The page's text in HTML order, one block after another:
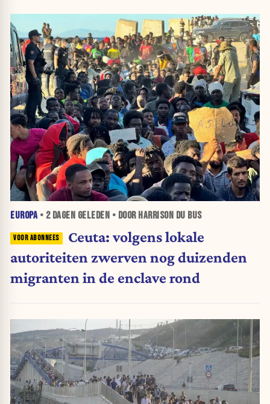
EUROPA• 2 DAGEN GELEDEN • DOOR HARRISON DU BUS
Ceuta: volgens lokale
autoriteiten zwerven nog duizenden
migranten in de enclave rond